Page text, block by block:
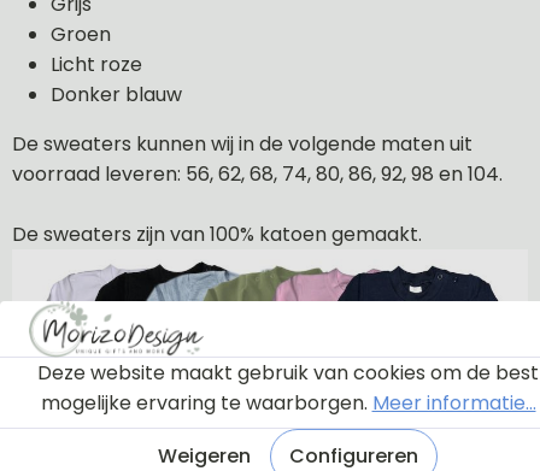
Groen
Licht roze
Donker blauw
De sweaters kunnen wij in de volgende maten uit
voorraad leveren: 56, 62, 68, 74, 80, 86, 92, 98 en 104.
De sweaters zijn van 100% katoen gemaakt.
Deze website maakt gebruik van cookies om de best
mogelijke ervaring te waarborgen. Meer informatie...
Weigeren
Configureren